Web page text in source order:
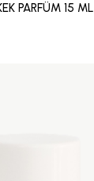
PARFÜM 15 ML